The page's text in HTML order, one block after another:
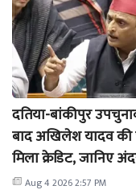
दतिया-बांकीपुर
बाद अखिलेश यादव की
मिला क्रेडिट, जानिए
कहानी!
Aug 4 2026 2:57 PM